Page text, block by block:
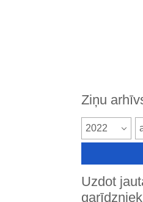
Ziņu
2022
Uzdot